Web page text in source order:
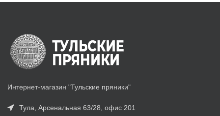
Интернет-магазин "Тульские пряники"
Тула, Арсенальная 63/28, офис 201